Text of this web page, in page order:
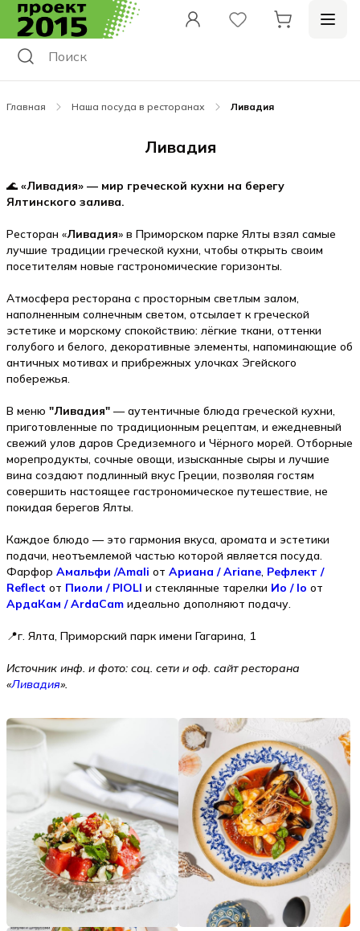
Главная Наша посуда в ресторанах Ливадия
Ливадия
🌊 «Ливадия» — мир греческой кухни на берегу
Ялтинского залива.
Ресторан «Ливадия» в Приморском парке Ялты взял самые
лучшие традиции греческой кухни, чтобы открыть своим
посетителям новые гастрономические горизонты.
Атмосфера ресторана с просторным светлым залом,
наполненным солнечным светом, отсылает к греческой
эстетике и морскому спокойствию: лёгкие ткани, оттенки
голубого и белого, декоративные элементы, напоминающие об
античных мотивах и прибрежных улочках Эгейского
побережья.
В меню "Ливадия" — аутентичные блюда греческой кухни,
приготовленные по традиционным рецептам, и ежедневный
свежий улов даров Средиземного и Чёрного морей. Отборные
морепродукты, сочные овощи, изысканные сыры и лучшие
вина создают подлинный вкус Греции, позволяя гостям
совершить настоящее гастрономическое путешествие, не
покидая берегов Ялты.
Каждое блюдо — это гармония вкуса, аромата и эстетики
подачи, неотъемлемой частью которой является посуда.
Фарфор Амальфи /Amali от Ариана / Ariane, Рефлект /
Reflect от Пиоли / PIOLI и стеклянные тарелки Ио / Io от
АрдаКам / ArdaCam идеально дополняют подачу.
📍г. Ялта, Приморский парк имени Гагарина, 1
Источник инф. и фото: соц. сети и оф. сайт ресторана
«Ливадия».